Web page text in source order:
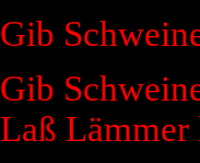
Gib
Gib
Laß Lämmer